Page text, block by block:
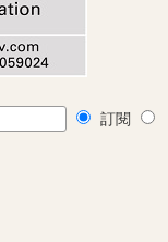
訂閱